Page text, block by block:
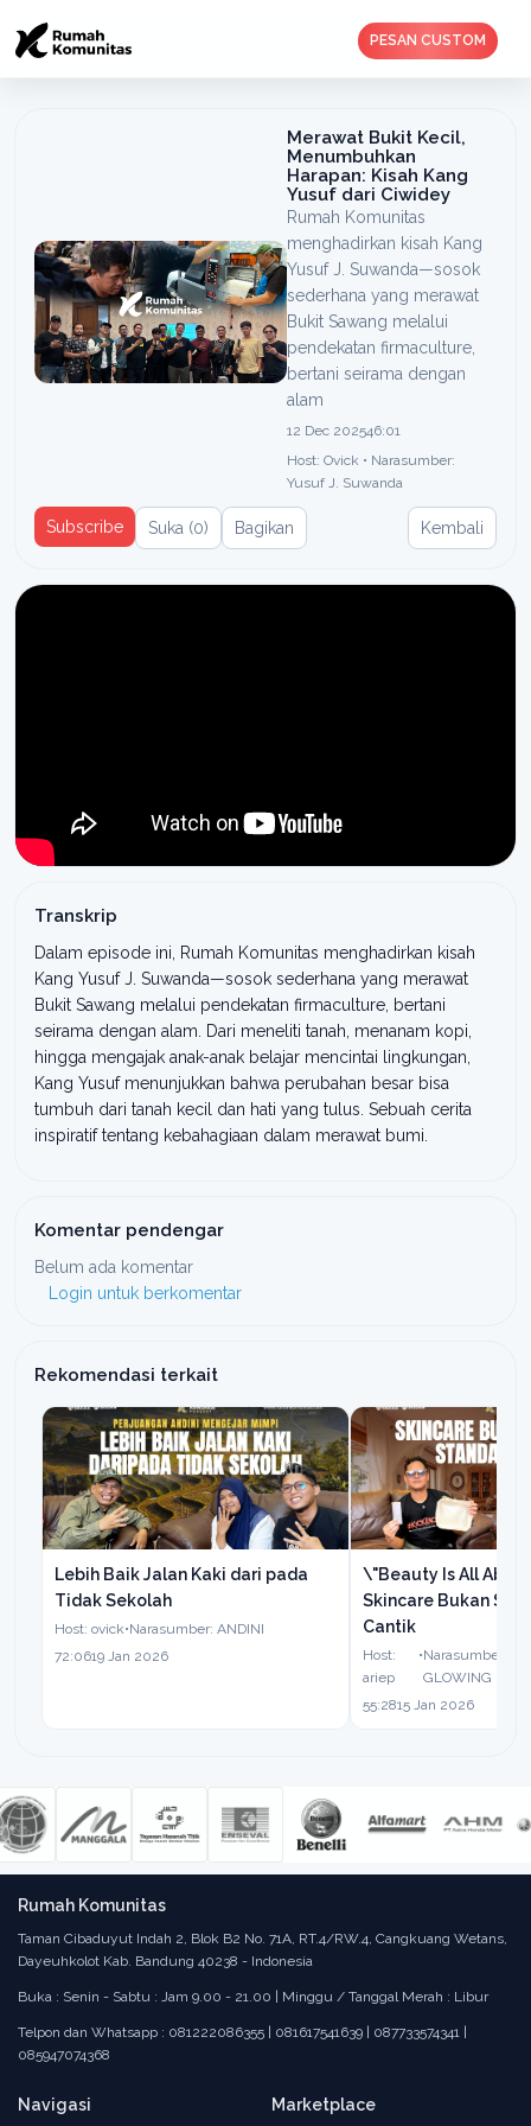
PESAN CUSTOM
Merawat Bukit Kecil,
Menumbuhkan
Harapan: Kisah Kang
Yusuf dari Ciwidey
Rumah Komunitas
menghadirkan kisah Kang
Yusuf J. Suwanda—sosok
sederhana yang merawat
Bukit Sawang melalui
pendekatan firmaculture,
bertani seirama dengan
alam
12 Dec 202546:01
Host: Ovick • Narasumber:
Yusuf J. Suwanda
Subscribe Suka (0) Bagikan Kembali
Transkrip
Dalam episode ini, Rumah Komunitas menghadirkan kisah
Kang Yusuf J. Suwanda—sosok sederhana yang merawat
Bukit Sawang melalui pendekatan firmaculture, bertani
seirama dengan alam. Dari meneliti tanah, menanam kopi,
hingga mengajak anak-anak belajar mencintai lingkungan,
Kang Yusuf menunjukkan bahwa perubahan besar bisa
tumbuh dari tanah kecil dan hati yang tulus. Sebuah cerita
inspiratif tentang kebahagiaan dalam merawat bumi.
Komentar pendengar
Belum ada komentar
Login untuk berkomentar
Rekomendasi terkait
Lebih Baik Jalan Kaki dari pada
Tidak Sekolah
Host: ovick•Narasumber: ANDINI
72:0619 Jan 2026
\"Beauty Is All About
Skincare Bukan
Cantik
Host:
ariep
•Narasumber:
GLOWING
55:2815 Jan 2026
Rumah Komunitas
Taman Cibaduyut Indah 2, Blok B2 No. 71A, RT.4/RW.4, Cangkuang Wetans,
Dayeuhkolot Kab. Bandung 40238 - Indonesia
Buka : Senin - Sabtu : Jam 9.00 - 21.00 | Minggu / Tanggal Merah : Libur
Telpon dan Whatsapp : 081222086355 | 081617541639 | 087733574341 |
085947074368
Navigasi Marketplace